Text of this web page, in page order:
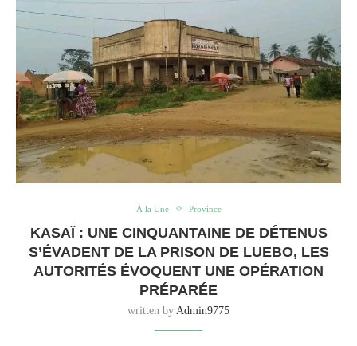
À la Une Province
KASAÏ : UNE CINQUANTAINE DE DÉTENUS
S’ÉVADENT DE LA PRISON DE LUEBO, LES
AUTORITÉS ÉVOQUENT UNE OPÉRATION
PRÉPARÉE
written by Admin9775